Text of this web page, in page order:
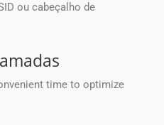
ou cabeçalho de
time to optimize